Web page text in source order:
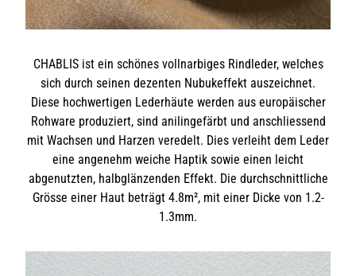
CHABLIS ist ein schönes vollnarbiges Rindleder, welches
sich durch seinen dezenten Nubukeffekt auszeichnet.
Diese hochwertigen Lederhäute werden aus europäischer
Rohware produziert, sind anilingefärbt und anschliessend
mit Wachsen und Harzen veredelt. Dies verleiht dem Leder
eine angenehm weiche Haptik sowie einen leicht
abgenutzten, halbglänzenden Effekt. Die durchschnittliche
Grösse einer Haut beträgt 4.8m², mit einer Dicke von 1.2-
1.3mm.